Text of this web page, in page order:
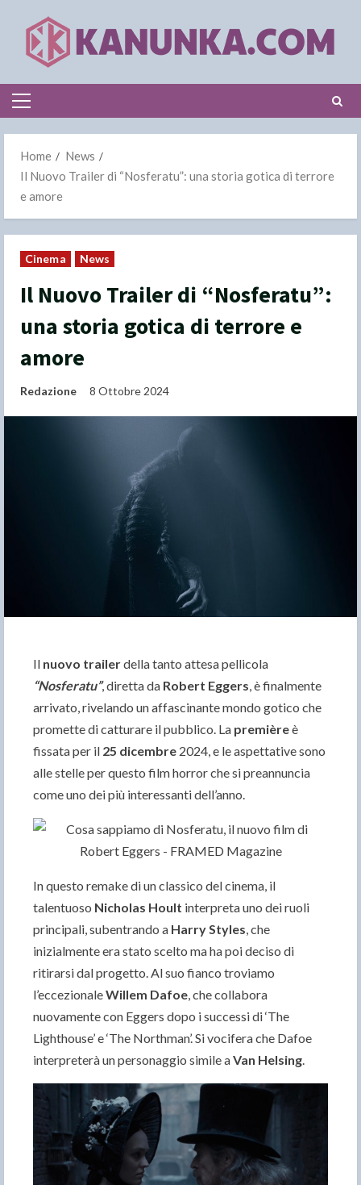
content
Primary
Home
News
Il Nuovo Trailer di “Nosferatu”: una storia gotica di terrore
e amore
Cinema News
Il Nuovo Trailer di “Nosferatu”:
una storia gotica di terrore e
amore
Redazione 8 Ottobre 2024
Il nuovo trailerdella tanto attesa pellicola
“Nosferatu”, diretta da Robert Eggers , è finalmente
arrivato, rivelando un affascinante mondo gotico che
promette di catturare il pubblico. La premièreè
fissata per il 25 dicembre 2024, e le aspettative sono
alle stelle per questo film horror che si preannuncia
come uno dei più interessanti dell’anno.
In questo remake di un classico del cinema, il
talentuoso Nicholas Hoult interpreta uno dei ruoli
principali, subentrando a Harry Styles , che
inizialmente era stato scelto ma ha poi deciso di
ritirarsi dal progetto. Al suo fianco troviamo
l’eccezionaleWillem Dafoe , che collabora
nuovamente con Eggers dopo i successi di ‘The
Lighthouse’ e ‘The Northman’. Si vocifera che Dafoe
interpreterà un personaggio simile aVan Helsing